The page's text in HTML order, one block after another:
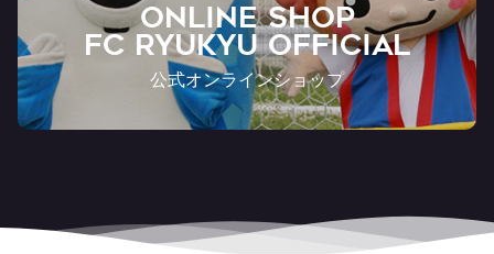
ONLINE SHOP
FC RYUKYU OFFICIAL
公式オンラインショップ